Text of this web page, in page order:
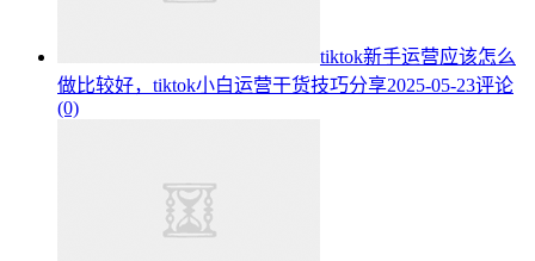
tiktok新手运营应该怎么
做比较好，tiktok小白运营干货技巧分享2025-05-23评论
(0)